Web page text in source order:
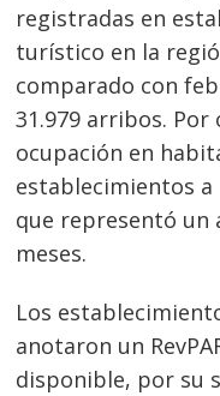
registradas en
turístico en la
comparado con
31.979 arribos.
ocupación en
establecimientos a
que representó un
meses.
Los
anotaron un
disponible, por su
Navegación
de
entradas